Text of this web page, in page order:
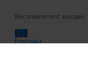
Reconeixement europeu